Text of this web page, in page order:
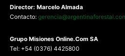
Director: Marcelo Almada
Contacto:
Grupo Misiones Online.Com SA
Tel: +54 (0376) 4425800